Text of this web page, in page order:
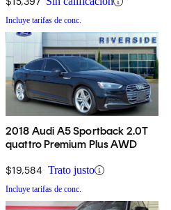
Incluye tarifas de conc.
2018 Audi A5 Sportback 2.0T
quattro Premium Plus AWD
$19,584 Trato justo
Incluye tarifas de conc.